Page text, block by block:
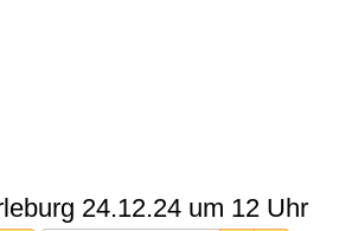
24.12.24 um 12 Uhr